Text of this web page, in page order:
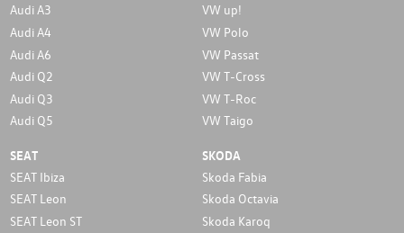
Audi A3
Audi A4
Audi A6
Audi Q2
Audi Q3
Audi Q5
VW up!
VW Polo
VW Passat
VW T-Cross
VW T-Roc
VW Taigo
SEAT
SEAT Ibiza
SEAT Leon
SEAT Leon ST
SKODA
Skoda Fabia
Skoda Octavia
Skoda Karoq